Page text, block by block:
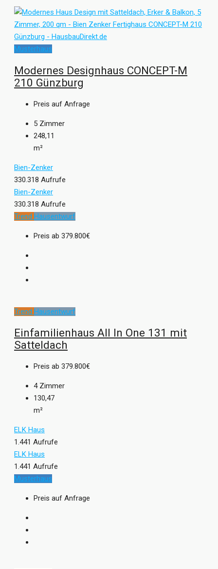
Musterhaus
Modernes Designhaus CONCEPT-M
210 Günzburg
Preis auf Anfrage
5 Zimmer
248,11
m²
Bien-Zenker
330.318 Aufrufe
Bien-Zenker
330.318 Aufrufe
Trend Hausentwurf
Preis ab 379.800€
Trend Hausentwurf
Einfamilienhaus All In One 131 mit
Satteldach
Preis ab 379.800€
4 Zimmer
130,47
m²
ELK Haus
1.441 Aufrufe
ELK Haus
1.441 Aufrufe
Musterhaus
Preis auf Anfrage